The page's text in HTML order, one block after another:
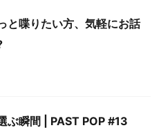
と喋りたい方、気軽にお話
ぶ瞬間 | PAST POP #13